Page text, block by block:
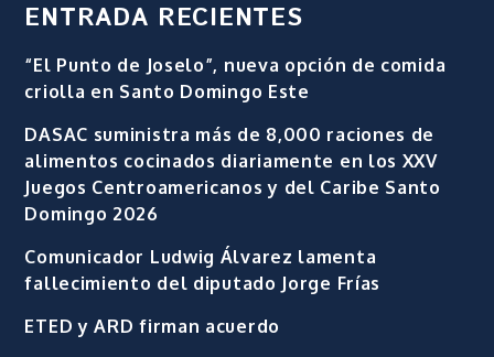
ENTRADA RECIENTES
“El Punto de Joselo”, nueva opción de comida
criolla en Santo Domingo Este
DASAC suministra más de 8,000 raciones de
alimentos cocinados diariamente en los XXV
Juegos Centroamericanos y del Caribe Santo
Domingo 2026
Comunicador Ludwig Álvarez lamenta
fallecimiento del diputado Jorge Frías
ETED y ARD firman acuerdo